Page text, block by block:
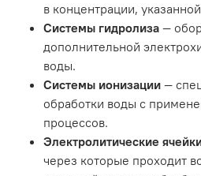
в концентрации,
Системы гидролиза —
дополнительной
воды.
Системы ионизации —
обработки воды с
процессов.
Электролитические
через которые проходит